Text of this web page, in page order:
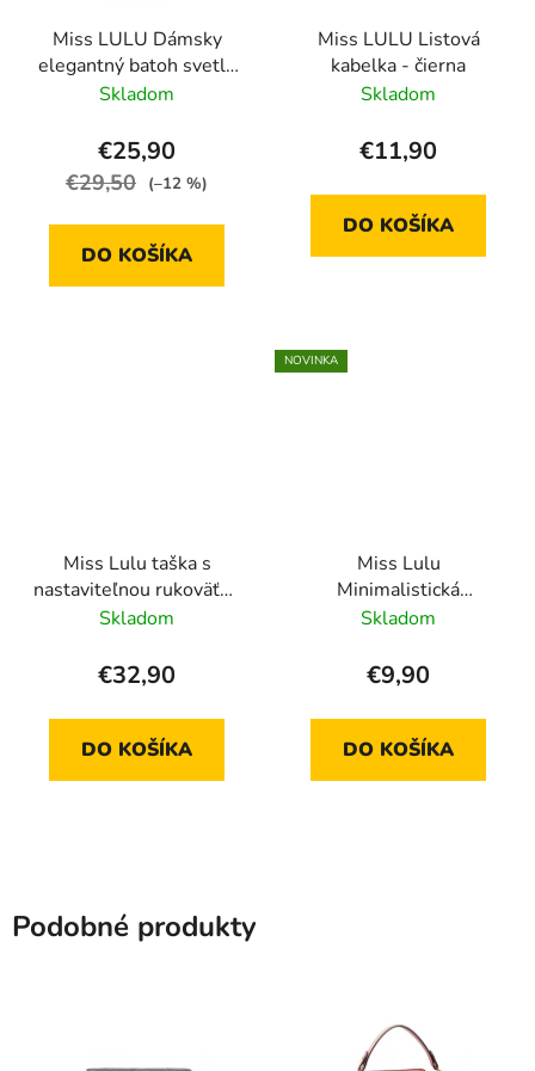
Miss LULU Dámsky
elegantný batoh svetlo
šedý s príveskom, 15l
Skladom
€25,90
€29,50 (–12 %)
DO KOŠÍKA
Miss LULU Listová
kabelka - čierna
Skladom
€11,90
DO KOŠÍKA
Miss Lulu taška s
nastaviteľnou rukoväťou
LM1642 - čierna
Skladom
€32,90
DO KOŠÍKA
NOVINKA
Miss Lulu
Minimalistická
vodeodolná crossbody
Skladom
€9,90
DO KOŠÍKA
Podobné produkty